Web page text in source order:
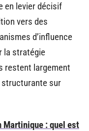
en levier décisif
vers des
d’influence
la stratégie
restent largement
sur
Martinique : quel est